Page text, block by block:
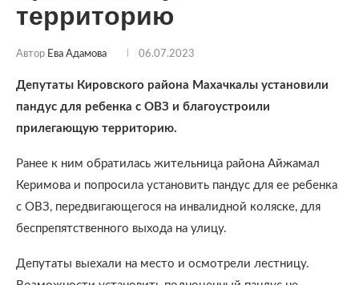
территорию
Автор Ева Адамова 06.07.2023
Депутаты Кировского района Махачкалы установили
пандус для ребенка с ОВЗ и благоустроили
прилегающую территорию.
Ранее к ним обратилась жительница района Айжамал
Керимова и попросила установить пандус для ее ребенка
с ОВЗ, передвигающегося на инвалидной коляске, для
беспрепятственного выхода на улицу.
Депутаты выехали на место и осмотрели лестницу.